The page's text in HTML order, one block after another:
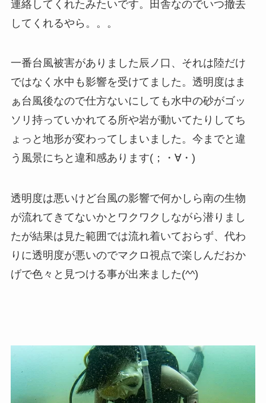
連絡してくれたみたいです。田舎なのでいつ撤去
してくれるやら。。。
一番台風被害がありました辰ノ口、それは陸だけ
ではなく水中も影響を受けてました。透明度はま
ぁ台風後なので仕方ないにしても水中の砂がゴッ
ソリ持っていかれてる所や岩が動いてたりしてち
ょっと地形が変わってしまいました。今までと違
う風景にちと違和感あります(；・∀・)
透明度は悪いけど台風の影響で何かしら南の生物
が流れてきてないかとワクワクしながら潜りまし
たが結果は見た範囲では流れ着いておらず、代わ
りに透明度が悪いのでマクロ視点で楽しんだおか
げで色々と見つける事が出来ました(^^)